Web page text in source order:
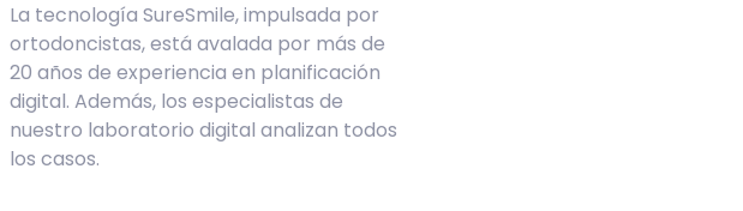
La tecnología SureSmile, impulsada por
ortodoncistas, está avalada por más de
20 años de experiencia en planificación
digital. Además, los especialistas de
nuestro laboratorio digital analizan todos
los casos.